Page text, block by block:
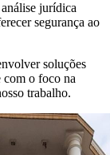
jurídica
segurança ao
soluções
com o foco na
trabalho.